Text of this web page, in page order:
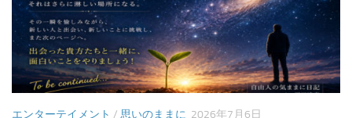
エンターテイメント / 思いのままに 2026年7月6日